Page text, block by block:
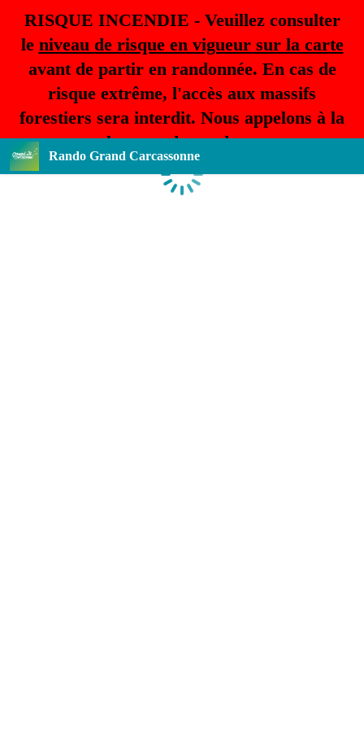
RISQUE INCENDIE - Veuillez consulter
le niveau de risque en vigueur sur la carte
avant de partir en randonnée. En cas de
risque extrême, l'accès aux massifs
forestiers sera interdit. Nous appelons à la
plus grande prudence.
Rando Grand Carcassonne
Loading